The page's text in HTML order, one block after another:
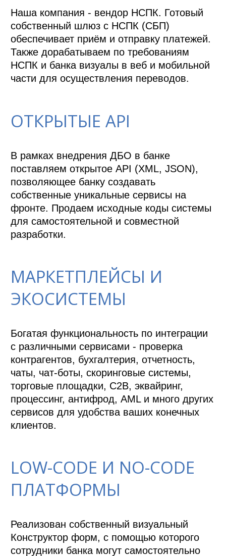
Наша компания - вендор НСПК. Готовый
собственный шлюз с НСПК (СБП)
обеспечивает приём и отправку платежей.
Также дорабатываем по требованиям
НСПК и банка визуалы в веб и мобильной
части для осуществления переводов.
ОТКРЫТЫЕ API
В рамках внедрения ДБО в банке
поставляем открытое API (XML, JSON),
позволяющее банку создавать
собственные уникальные сервисы на
фронте. Продаем исходные коды системы
для самостоятельной и совместной
разработки.
МАРКЕТПЛЕЙСЫ И
ЭКОСИСТЕМЫ
Богатая функциональность по интеграции
с различными сервисами - проверка
контрагентов, бухгалтерия, отчетность,
чаты, чат-боты, скоринговые системы,
торговые площадки, С2В, эквайринг,
процессинг, антифрод, AML и много других
сервисов для удобства ваших конечных
клиентов.
LOW-CODE И NO-CODE
ПЛАТФОРМЫ
Реализован собственный визуальный
Конструктор форм, с помощью которого
сотрудники банка могут самостоятельно